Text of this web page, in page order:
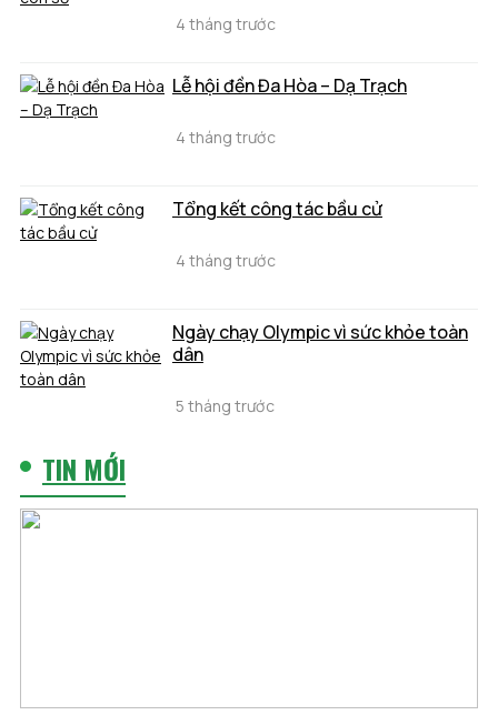
4 tháng trước
Lễ hội đền Đa Hòa – Dạ Trạch
4 tháng trước
Tổng kết công tác bầu cử
4 tháng trước
Ngày chạy Olympic vì sức khỏe toàn
dân
5 tháng trước
TIN MỚI